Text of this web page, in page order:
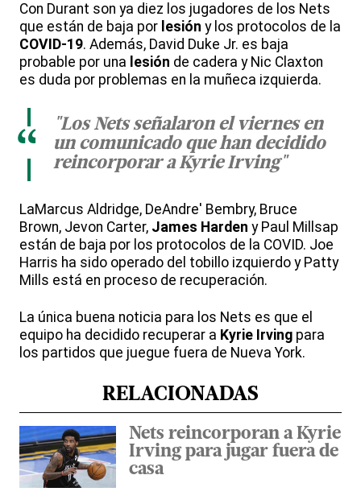
Con Durant son ya diez los jugadores de los Nets
que están de baja por lesión y los protocolos de la
COVID-19. Además, David Duke Jr. es baja
probable por una lesión de cadera y Nic Claxton
es duda por problemas en la muñeca izquierda.
"Los Nets señalaron el viernes en
un comunicado que han decidido
reincorporar a Kyrie Irving"
“
LaMarcus Aldridge, DeAndre' Bembry, Bruce
Brown, Jevon Carter, James Harden y Paul Millsap
están de baja por los protocolos de la COVID. Joe
Harris ha sido operado del tobillo izquierdo y Patty
Mills está en proceso de recuperación.
La única buena noticia para los Nets es que el
equipo ha decidido recuperar a Kyrie Irving para
los partidos que juegue fuera de Nueva York.
RELACIONADAS
Nets reincorporan a Kyrie
Irving para jugar fuera de
casa